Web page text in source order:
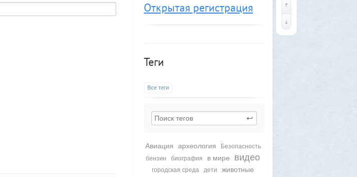
Открытая регистрация
Теги
Все теги
Авиация археология
Безопасность
бензин
биография в мире видео
городская среда дети животные